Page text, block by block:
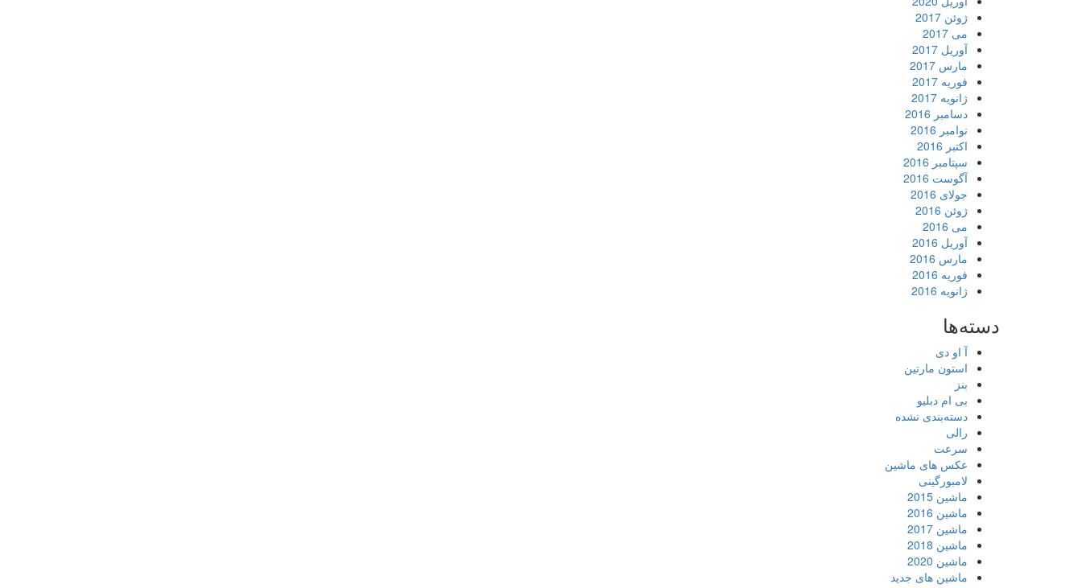
ژوئن 2017
می 2017
آوریل 2017
مارس 2017
فوریه 2017
ژانویه 2017
دسامبر 2016
نوامبر 2016
اکتبر 2016
سپتامبر 2016
آگوست 2016
جولای 2016
ژوئن 2016
می 2016
آوریل 2016
مارس 2016
فوریه 2016
ژانویه 2016
دسته‌ها
آ او دی
استون مارتین
بنز
بی ام دبلیو
دسته‌بندی نشده
رالی
سرعت
عکس های ماشین
لامبورگینی
ماشین 2015
ماشین 2016
ماشین 2017
ماشین 2018
ماشین 2020
ماشین های جدید